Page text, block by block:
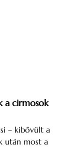
a cirmosok
– kibővült a
után most a